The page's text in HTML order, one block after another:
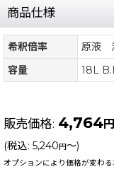
商品仕様
希釈倍率
原液
容量
18L
販売価格: 4,764円
(税込: 5,240 円～)
オプションにより価格が変わる